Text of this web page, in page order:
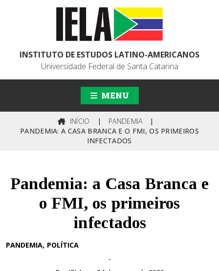
INSTITUTO DE ESTUDOS LATINO-AMERICANOS
Universidade Federal de Santa Catarina
MENU
INÍCIO | PANDEMIA
|
PANDEMIA: A CASA BRANCA E O FMI, OS PRIMEIROS
INFECTADOS
Pandemia: a Casa Branca e
o FMI, os primeiros
infectados
PANDEMIA POLÍTICA
-